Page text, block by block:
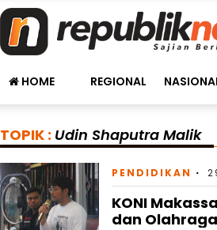
HOME REGIONAL
TOPIK : Udin Shaputra Malik
PENDIDIKAN
KONI
dan